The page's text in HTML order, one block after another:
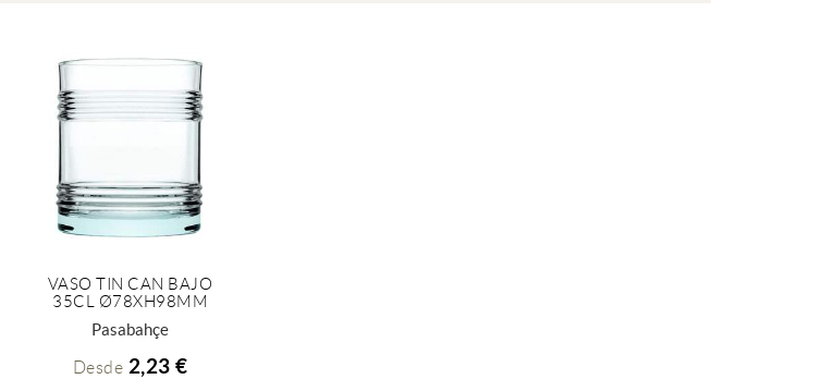
+ INFO
VASO TIN CAN BAJO
35CL Ø78XH98MM
Pasabahçe
Desde 2,23 €